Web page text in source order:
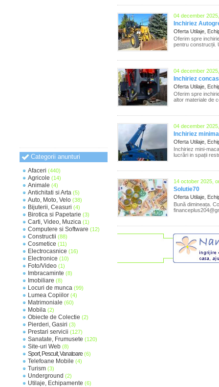
Categorii anunturi
Afaceri (440)
Agricole (14)
Animale (4)
Antichitati si Arta (5)
Auto, Moto, Velo (38)
Bijuterii, Ceasuri (4)
Birotica si Papetarie (3)
Carti, Video, Muzica (1)
Computere si Software (12)
Constructii (88)
Cosmetice (11)
Electrocasnice (16)
Electronice (10)
Foto/Video (1)
Imbracaminte (8)
Imobiliare (8)
Locuri de munca (99)
Lumea Copiilor (4)
Matrimoniale (60)
Mobila (2)
Obiecte de Colectie (2)
Pierderi, Gasiri (3)
Prestari servicii (127)
Sanatate, Frumusete (120)
Site-uri Web (8)
Sport, Pescuit, Vanatoare (6)
Telefoane Mobile (4)
Turism (3)
Underground (2)
Utilaje, Echipamente (6)
04 december
Inchiriez
Oferta Utilaje,
Oferim spre
pentru construcții.
04 december
Inchiriez
Oferta Utilaje,
Oferim spre
altor materiale de
04 december
Inchiriez
Oferta Utilaje,
Inchiriez mini-
lucrări in spații
14 october 2025,
Solutie70
Oferta Utilaje,
Bună dimineața.